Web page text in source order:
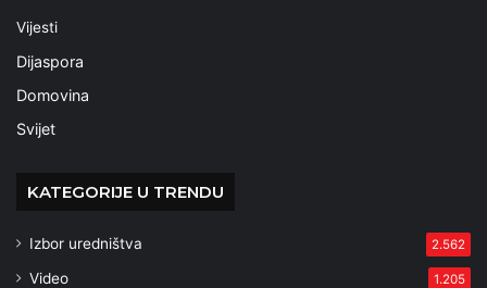
Vijesti
Dijaspora
Domovina
Svijet
KATEGORIJE U TRENDU
Izbor uredništva 2.562
Video 1.205